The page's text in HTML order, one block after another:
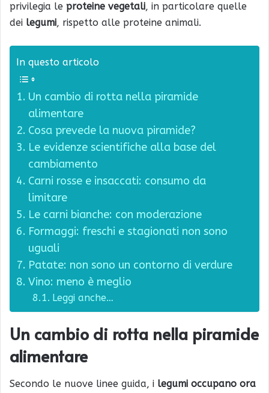
privilegia le proteine vegetali, in particolare quelle
dei legumi, rispetto alle proteine animali.
In questo articolo
Un cambio di rotta nella piramide
alimentare
Cosa prevede la nuova piramide?
Le evidenze scientifiche alla base del
cambiamento
Carni rosse e insaccati: consumo da
limitare
Le carni bianche: con moderazione
Formaggi: freschi e stagionati non sono
uguali
Patate: non sono un contorno di verdure
Vino: meno è meglio
Leggi anche…
Un cambio di rotta nella piramide
alimentare
Secondo le nuove linee guida, i legumi occupano ora